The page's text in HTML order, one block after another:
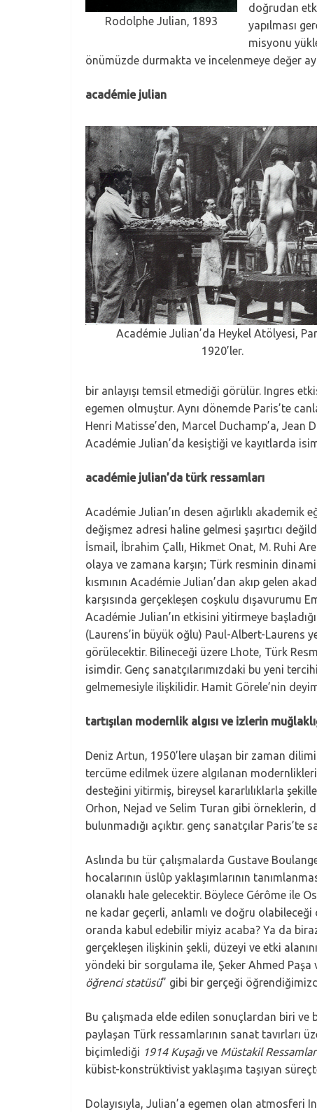
Rodolphe Julian, 1893
doğrudan
yapılması
misyonu
önümüzde durmakta ve incelenmeye değer
académie julian
Académie Julian’da Heykel Atölyesi,
1920’ler.
bir anlayışı temsil etmediği görülür. Ingres
egemen olmuştur. Aynı dönemde Paris’te
Henri Matisse’den, Marcel Duchamp’a, Jean
Académie Julian’da kesiştiği ve kayıtlarda
académie julian’da türk ressamları
Académie Julian’ın desen ağırlıklı
değişmez adresi haline gelmesi şaşırtıcı
İsmail, İbrahim Çallı, Hikmet Onat, M. Ruhi
olaya ve zamana karşın; Türk resminin
kısmının Académie Julian’dan akıp gelen
karşısında gerçekleşen coşkulu dışavurumu
Académie Julian’ın etkisini yitirmeye
(Laurens’in büyük oğlu) Paul-Albert-Laurens
görülecektir. Bilineceği üzere Lhote, Türk
isimdir. Genç sanatçılarımızdaki bu yeni
gelmemesiyle ilişkilidir. Hamit Görele’nin
tartışılan modernlik algısı ve izlerin
Deniz Artun, 1950’lere ulaşan bir zaman
tercüme edilmek üzere algılanan
desteğini yitirmiş, bireysel kararlılıklarla
Orhon, Nejad ve Selim Turan gibi örneklerin,
bulunmadığı açıktır. genç sanatçılar
Aslında bu tür çalışmalarda Gustave
hocalarının üslûp yaklaşımlarının
olanaklı hale gelecektir. Böylece Gérôme ile
ne kadar geçerli, anlamlı ve doğru olabileceği
oranda kabul edebilir miyiz acaba? Ya da
gerçekleşen ilişkinin şekli, düzeyi ve etki
yöndeki bir sorgulama ile, Şeker Ahmed Paşa
öğrenci statüsü” gibi bir gerçeği
Bu çalışmada elde edilen sonuçlardan biri ve
paylaşan Türk ressamlarının sanat tavırları
biçimlediği 1914 Kuşağıve Müstakil
kübist-konstrüktivist yaklaşıma taşıyan
Dolayısıyla, Julian’a egemen olan atmosferi